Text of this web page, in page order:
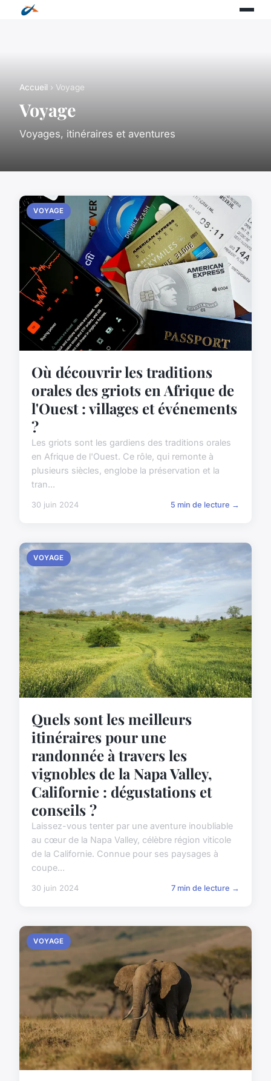
Accueil › Voyage
Voyage
Voyages, itinéraires et aventures
VOYAGE
Où découvrir les traditions
orales des griots en Afrique de
l'Ouest : villages et événements
?
Les griots sont les gardiens des traditions orales
en Afrique de l'Ouest. Ce rôle, qui remonte à
plusieurs siècles, englobe la préservation et la
tran...
30 juin 2024 5 min de lecture →
VOYAGE
Quels sont les meilleurs
itinéraires pour une
randonnée à travers les
vignobles de la Napa Valley,
Californie : dégustations et
conseils ?
Laissez-vous tenter par une aventure inoubliable
au cœur de la Napa Valley, célèbre région viticole
de la Californie. Connue pour ses paysages à
coupe...
30 juin 2024 7 min de lecture →
VOYAGE